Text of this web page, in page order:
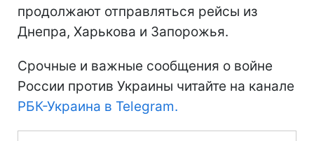
продолжают отправляться рейсы из
Днепра, Харькова и Запорожья.
Срочные и важные сообщения о войне
России против Украины читайте на канале
РБК-Украина в Telegram.